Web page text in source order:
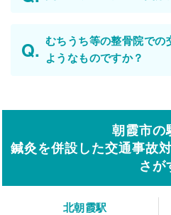
むちうち等の整骨院での
ようなものですか？
朝霞市の
鍼灸を併設した交通事故
さが
北朝霞駅